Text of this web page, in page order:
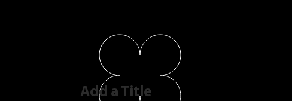
Add a Title